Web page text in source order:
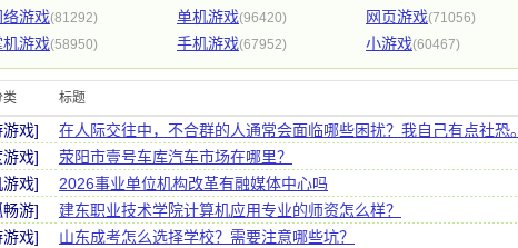
络游戏(81292) 单机游戏(96420) 网页游戏(71056)
机游戏(58950) 手机游戏(67952) 小游戏(60467)
类 标题
游戏] 在人际交往中，不合群的人通常会面临哪些困扰？我自己有点社恐。
游戏] 荥阳市壹号车库汽车市场在哪里？
游戏] 2026事业单位机构改革有融媒体中心吗
畅游] 建东职业技术学院计算机应用专业的师资怎么样？
游戏] 山东成考怎么选择学校？需要注意哪些坑？